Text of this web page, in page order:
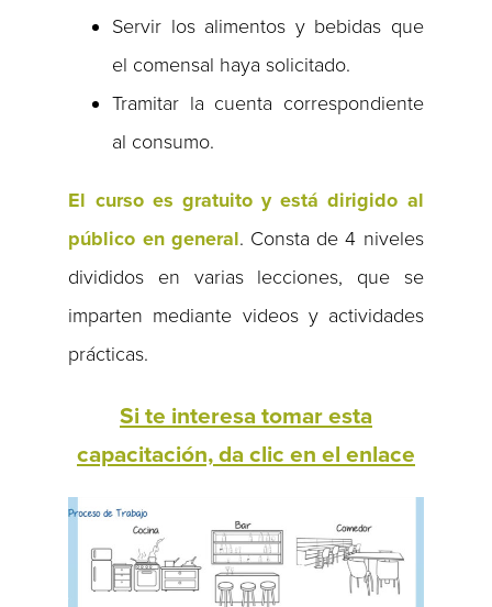
Servir los alimentos y bebidas que
el comensal haya solicitado.
Tramitar la cuenta correspondiente
al consumo.
El curso es gratuito y está dirigido al
público en general. Consta de 4 niveles
divididos en varias lecciones, que se
imparten mediante videos y actividades
prácticas.
Si te interesa tomar esta
capacitación, da clic en el enlace